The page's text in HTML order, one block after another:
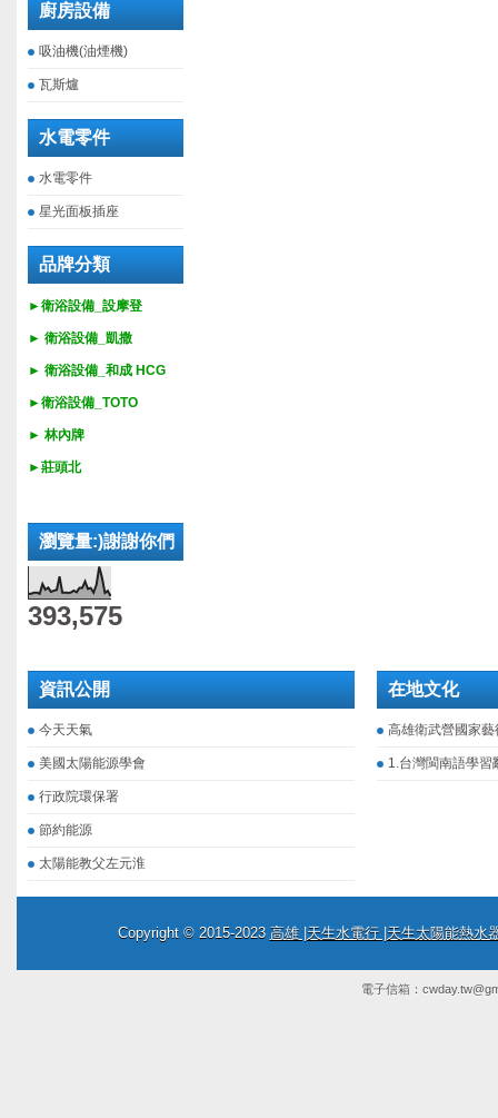
廚房設備
吸油機(油煙機)
瓦斯爐
水電零件
水電零件
星光面板插座
品牌分類
►衛浴設備_設摩登
► 衛浴設備_ 凱撒
► 衛浴設備_ 和成 HCG
►衛浴設備_ TOTO
► 林內牌
►莊頭北
瀏覽量:)謝謝你們
393,575
資訊公開
今天天氣
美國太陽能源學會
行政院環保署
節約能源
太陽能教父左元淮
在地文化
高雄衛武營國家藝
1.台灣閩南語學習
Copyright © 2015-2023 高雄 |天生水電行 |天生太陽能熱水
電子信箱：